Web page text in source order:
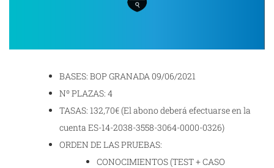
BASES: BOP GRANADA 09/06/2021
Nº PLAZAS: 4
TASAS: 132,70€ (El abono deberá efectuarse en la
cuenta ES-14-2038-3558-3064-0000-0326)
ORDEN DE LAS PRUEBAS:
CONOCIMIENTOS (TEST + CASO